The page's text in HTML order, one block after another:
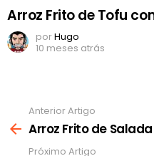
Arroz Frito de Tofu
porHugo
10 meses atrás
mais
Anterior Artigo
Arroz Frito de
Próximo Artigo